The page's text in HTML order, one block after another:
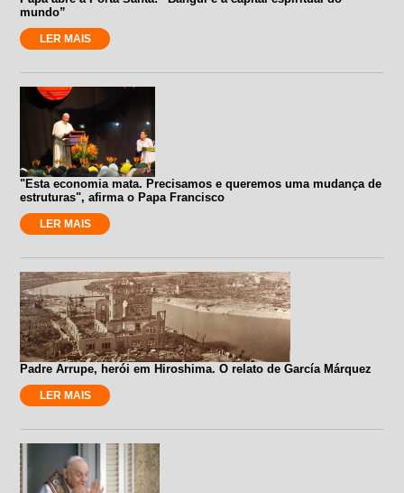
mundo”
LER MAIS
"Esta economia mata. Precisamos e queremos uma mudança de
estruturas", afirma o Papa Francisco
LER MAIS
Padre Arrupe, herói em Hiroshima. O relato de García Márquez
LER MAIS